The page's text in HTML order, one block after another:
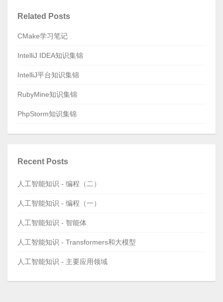
Related Posts
CMake学习笔记
IntelliJ IDEA知识集锦
IntelliJ平台知识集锦
RubyMine知识集锦
PhpStorm知识集锦
Recent Posts
人工智能知识 - 编程（二）
人工智能知识 - 编程（一）
人工智能知识 - 智能体
人工智能知识 - Transformers和大模型
人工智能知识 - 主要应用领域